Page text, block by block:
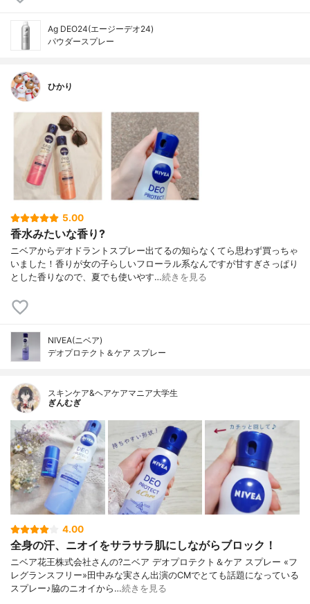
Ag DEO24(エージーデオ24)
パウダースプレー
ひかり
5.00
香水みたいな香り?
ニベアからデオドラントスプレー出てるの知らなくてら思わず買っちゃ
いました！香りが女の子らしいフローラル系なんですが甘すぎさっぱり
とした香りなので、夏でも使いやす…続きを見る
NIVEA(ニベア)
デオプロテクト＆ケア スプレー
スキンケア&ヘアケアマニア大学生
ぎんむぎ
4.00
全身の汗、ニオイをサラサラ肌にしながらブロック！
ニベア花王株式会社さんの?ニベア デオプロテクト＆ケア スプレー «フ
レグランスフリー»田中みな実さん出演のCMでとても話題になっている
スプレー♪脇のニオイから…続きを見る